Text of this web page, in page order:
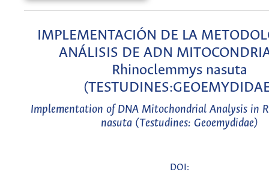
IMPLEMENTACIÓN DE LA
ANÁLISIS DE ADN
Rhinoclemmys nasuta
Implementation of DNA Mitochondrial Analysis in
nasuta (Testudines: Geoemydidae)
DOI: